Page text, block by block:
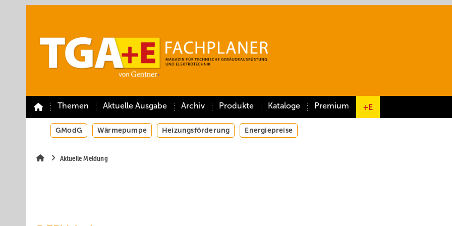
Themen Aktuelle Ausgabe Archiv Produkte Kataloge Premium +E
GModG Wärmepumpe Heizungsförderung Energiepreise
Aktuelle Meldung